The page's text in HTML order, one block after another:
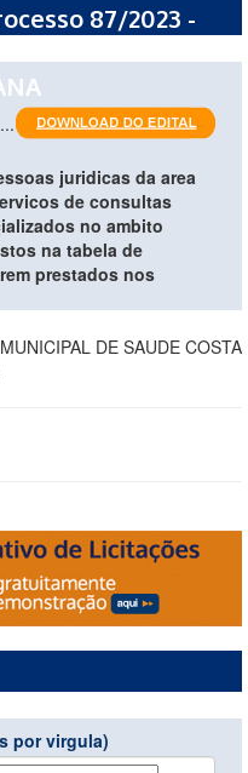
87/2023 -
juridicas da area
de consultas
no ambito
na tabela de
prestados nos
DE SAUDE COSTA
por virgula)